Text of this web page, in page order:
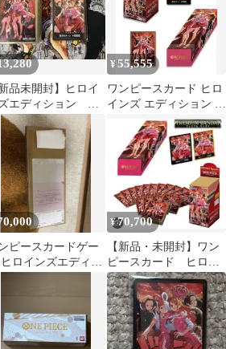
新品未開封】ヒロイ
エディション ス
シャルセット ドン
ード スリーブ
¥55,555
ワンピースカード ヒロ
インズ エディション ス
ペシャルセット BOX
ピースカードゲー
ロインズエディシ
¥70,700
【新品・未開封】ワン
ピースカード ヒロイ
ンズエディションスペ
シャルセット